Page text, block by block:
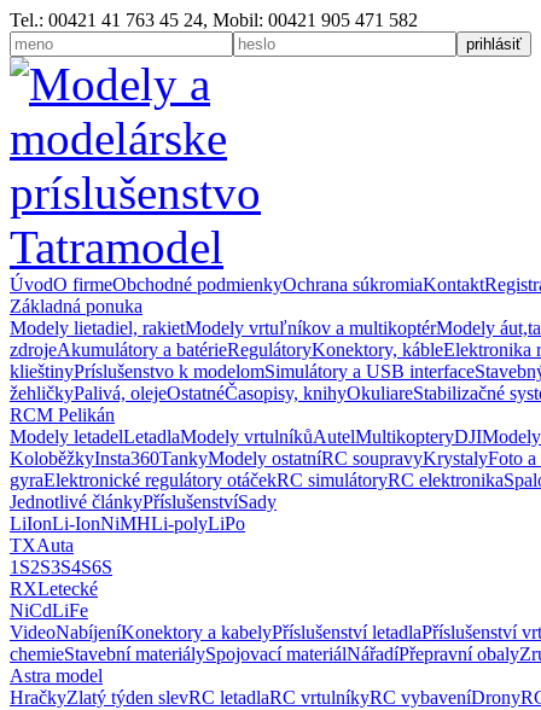
Tel.: 00421 41 763 45 24, Mobil: 00421 905 471 582
ÚvodO firmeObchodné podmienkyOchrana súkromiaKontakt
Základná ponuka
Modely lietadiel, rakietModely vrtuľníkov a multikoptérModely
zdrojeAkumulátory a batérieRegulátoryKonektory, kábleElektronika
klieštinyPríslušenstvo k modelomSimulátory a USB interface
žehličkyPalivá, olejeOstatnéČasopisy, knihyOkuliareStabilizačné
RCM Pelikán
Modely letadelLetadlaModely vrtulníkůAutelMultikopteryDJI
KoloběžkyInsta360TankyModely ostatníRC soupravyKrystalyFoto
gyraElektronické regulátory otáčekRC simulátoryRC elektronika
Jednotlivé článkyPříslušenstvíSady
LiIonLi-IonNiMHLi-polyLiPo
TXAuta
1S2S3S4S6S
RXLetecké
NiCdLiFe
VideoNabíjeníKonektory a kabelyPříslušenství letadlaPříslušenství
chemieStavební materiálySpojovací materiálNářadíPřepravní obaly
Astra model
HračkyZlatý týden slevRC letadlaRC vrtulníkyRC vybaveníDrony